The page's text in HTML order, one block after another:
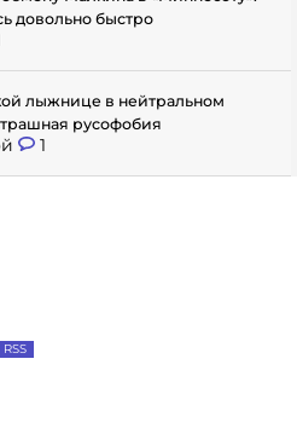
довольно быстро
лыжнице в нейтральном
русофобия
1
RSS